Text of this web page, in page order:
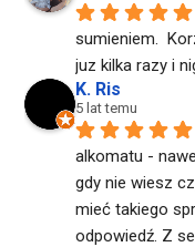
sumieniem.
juz kilka razy i
K. Ris
5 lat temu
alkomatu -
gdy nie wiesz
mieć takiego
odpowiedź. Z